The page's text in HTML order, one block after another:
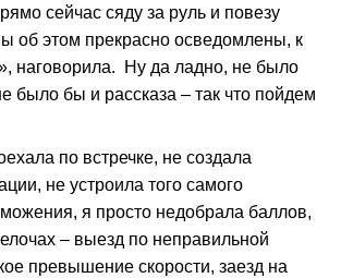
сейчас сяду за руль и повезу
об этом прекрасно осведомлены, к
наговорила. Ну да ладно, не было
было бы и рассказа – так что пойдем
по встречке, не создала
не устроила того самого
я просто недобрала баллов,
– выезд по неправильной
превышение скорости, заезд на